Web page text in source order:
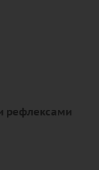
рефлексами